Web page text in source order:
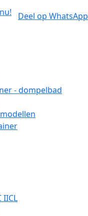
Deel op WhatsApp
- dompelbad
IICL